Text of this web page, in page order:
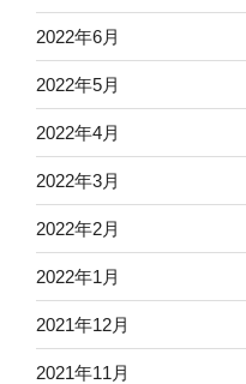
2022年6月
2022年5月
2022年4月
2022年3月
2022年2月
2022年1月
2021年12月
2021年11月